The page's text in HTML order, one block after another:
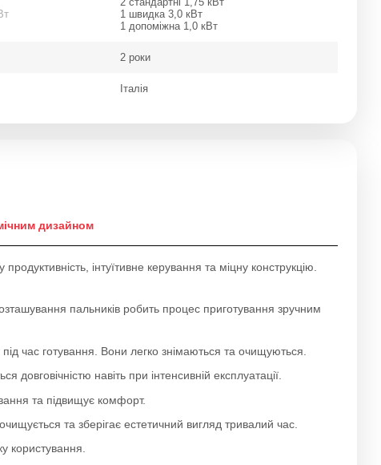
1 швидка 3,0 кВт
1 допоміжна 1,0 кВт
2 роки
Італія
дизайном
інтуїтивне керування та міцну конструкцію.
пальників робить процес приготування зручним
час готування. Вони легко знімаються та очищуються.
навіть при інтенсивній експлуатації.
та підвищує комфорт.
та зберігає естетичний вигляд тривалий час.
користування.